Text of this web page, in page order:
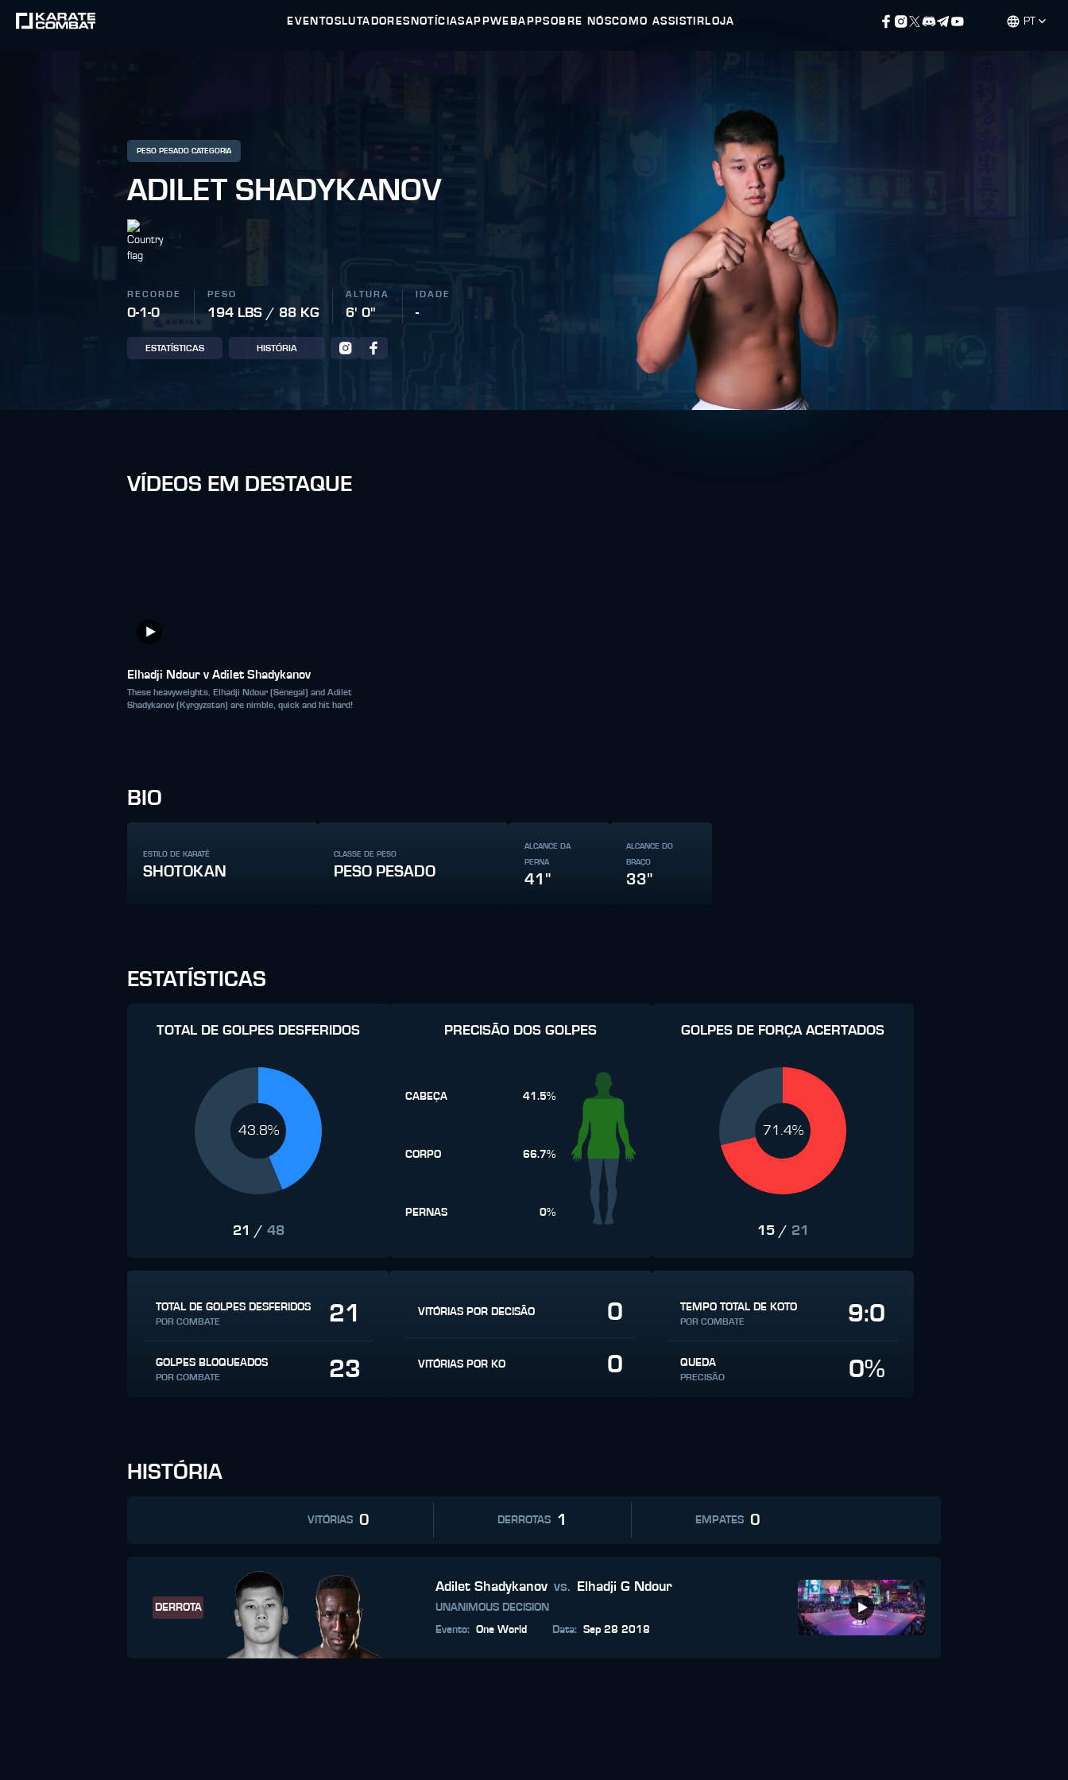
PT
EVENTOS LUTADORES NOTÍCIASAPPWEBAPPSOBRE NÓSCOMO ASSISTIR LOJA
PESO PESADO CATEGORIA
ADILET SHADYKANOV
RECORDE
0-1-0
PESO
194 LBS / 88 KG
ALTURA
6' 0"
IDADE
-
ESTATÍSTICAS HISTÓRIA
VÍDEOS EM DESTAQUE
Elhadji Ndour v Adilet Shadykanov
These heavyweights, Elhadji Ndour (Senegal) and Adilet
Shadykanov (Kyrgyzstan) are nimble, quick and hit hard!
BIO
ESTILO DE KARATÊ
SHOTOKAN
CLASSE DE PESO
PESO PESADO
ALCANCE DA
PERNA
41"
ALCANCE DO
BRAÇO
33"
ESTATÍSTICAS
TOTAL DE GOLPES DESFERIDOS
43.8%
21 / 48
PRECISÃO DOS GOLPES
CABEÇA 41.5%
CORPO 66.7%
PERNAS 0%
GOLPES DE FORÇA ACERTADOS
71.4%
15/ 21
TOTAL DE GOLPES DESFERIDOS
POR COMBATE 21
GOLPES BLOQUEADOS
POR COMBATE 23
VITÓRIAS POR DECISÃO 0
VITÓRIAS POR KO 0
TEMPO TOTAL DE KOTO
POR COMBATE 9:0
QUEDA
PRECISÃO 0%
HISTÓRIA
VITÓRIAS 0 DERROTAS 1 EMPATES 0
DERROTA
Adilet Shadykanov vs. Elhadji G Ndour
UNANIMOUS DECISION
Evento: One World Data: Sep 28 2018